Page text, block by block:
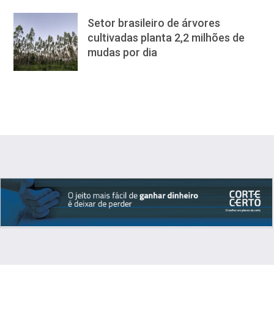
Setor brasileiro de árvores
cultivadas planta 2,2 milhões de
mudas por dia